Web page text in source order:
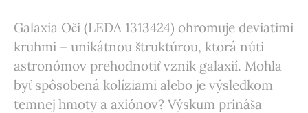
Galaxia Oči (LEDA 1313424) ohromuje deviatimi
kruhmi – unikátnou štruktúrou, ktorá núti
astronómov prehodnotiť vznik galaxií. Mohla
byť spôsobená kolíziami alebo je výsledkom
temnej hmoty a axiónov? Výskum prináša